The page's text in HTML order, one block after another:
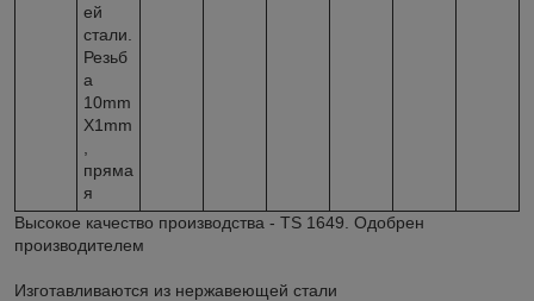
ей
стали.
Резьб
а
10mm
X1mm
пряма
я
Высокое качество производства - TS 1649. Одобрен
производителем
Изготавливаются из нержавеющей стали